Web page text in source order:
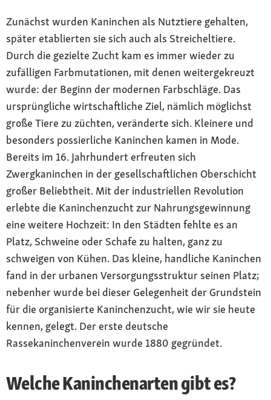
Zunächst wurden Kaninchen als Nutztiere gehalten,
später etablierten sie sich auch als Streicheltiere.
Durch die gezielte Zucht kam es immer wieder zu
zufälligen Farbmutationen, mit denen weitergekreuzt
wurde: der Beginn der modernen Farbschläge. Das
ursprüngliche wirtschaftliche Ziel, nämlich möglichst
große Tiere zu züchten, veränderte sich. Kleinere und
besonders possierliche Kaninchen kamen in Mode.
Bereits im 16. Jahrhundert erfreuten sich
Zwergkaninchen in der gesellschaftlichen Oberschicht
großer Beliebtheit. Mit der industriellen Revolution
erlebte die Kaninchenzucht zur Nahrungsgewinnung
eine weitere Hochzeit: In den Städten fehlte es an
Platz, Schweine oder Schafe zu halten, ganz zu
schweigen von Kühen. Das kleine, handliche Kaninchen
fand in der urbanen Versorgungsstruktur seinen Platz;
nebenher wurde bei dieser Gelegenheit der Grundstein
für die organisierte Kaninchenzucht, wie wir sie heute
kennen, gelegt. Der erste deutsche
Rassekaninchenverein wurde 1880 gegründet.
Welche Kaninchenarten gibt es?